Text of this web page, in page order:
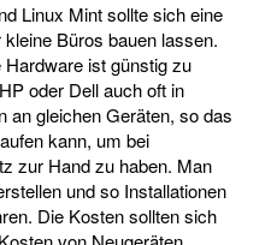
Linux Mint sollte sich eine
Büros bauen lassen.
ist günstig zu
oder Dell auch oft in
an gleichen Geräten, so das
kann, um bei
zur Hand zu haben. Man
und so Installationen
Die Kosten sollten sich